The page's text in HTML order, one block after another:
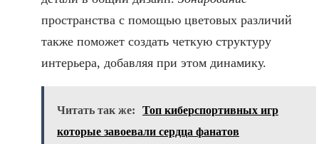
пространства с помощью цветовых различий
также поможет создать четкую структуру
интерьера, добавляя при этом динамику.
Читать так же:
Топ киберспортивных игр
которые завоевали сердца фанатов